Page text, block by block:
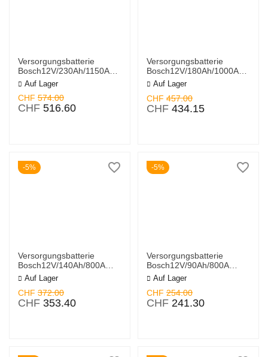
12 V
Kapazität:Von 60 Ah bis 100 Ah
Einsatzbereiche:
Freizeitfahrzeuge, Boote, erneuerbare
Energien
Investieren Sie in Qualität und setzen Sie auf dieBosch L5-Serie
Versorgungsbatterie
Bosch12V/230Ah/1150A
LxBxH
518x276x242mm/S:3 - 0
092 L50 800
Auf Lager
CHF574.00
CHF516.60
Versorgungsbatterie
Bosch12V/180Ah/1000A
LxBxH513x223x223mm/S:
3 - 0 092 L50 770
Auf Lager
CHF457.00
CHF434.15
5%
Versorgungsbatterie
Bosch12V/140Ah/800A
LxBxH513x189x223mm/S:
3 - 0 092 L50 750
Auf Lager
CHF372.00
CHF 353.40
5%
Versorgungsbatterie
Bosch12V/90Ah/800A
LxBxH
353x175x190mm/S:0 - 0
092 L50 130
Auf Lager
CHF254.00
CHF 241.30